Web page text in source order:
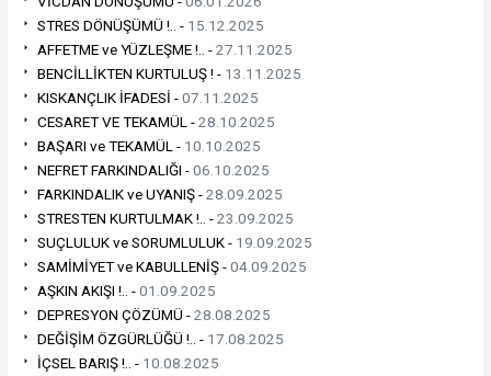
STRES DÖNÜŞÜMÜ !.. - 15.12.2025
AFFETME ve YÜZLEŞME !.. -27.11.2025
BENCİLLİKTEN KURTULUŞ ! - 13.11.2025
KISKANÇLIK İFADESİ -07.11.2025
CESARET VE TEKAMÜL -28.10.2025
BAŞARI ve TEKAMÜL - 10.10.2025
NEFRET FARKINDALIĞI -06.10.2025
FARKINDALIK ve UYANIŞ -28.09.2025
STRESTEN KURTULMAK !.. -23.09.2025
SUÇLULUK ve SORUMLULUK - 19.09.2025
SAMİMİYET ve KABULLENİŞ -04.09.2025
AŞKIN AKIŞI !.. -01.09.2025
DEPRESYON ÇÖZÜMÜ -28.08.2025
DEĞİŞİM ÖZGÜRLÜĞÜ !.. - 17.08.2025
İÇSEL BARIŞ !.. - 10.08.2025